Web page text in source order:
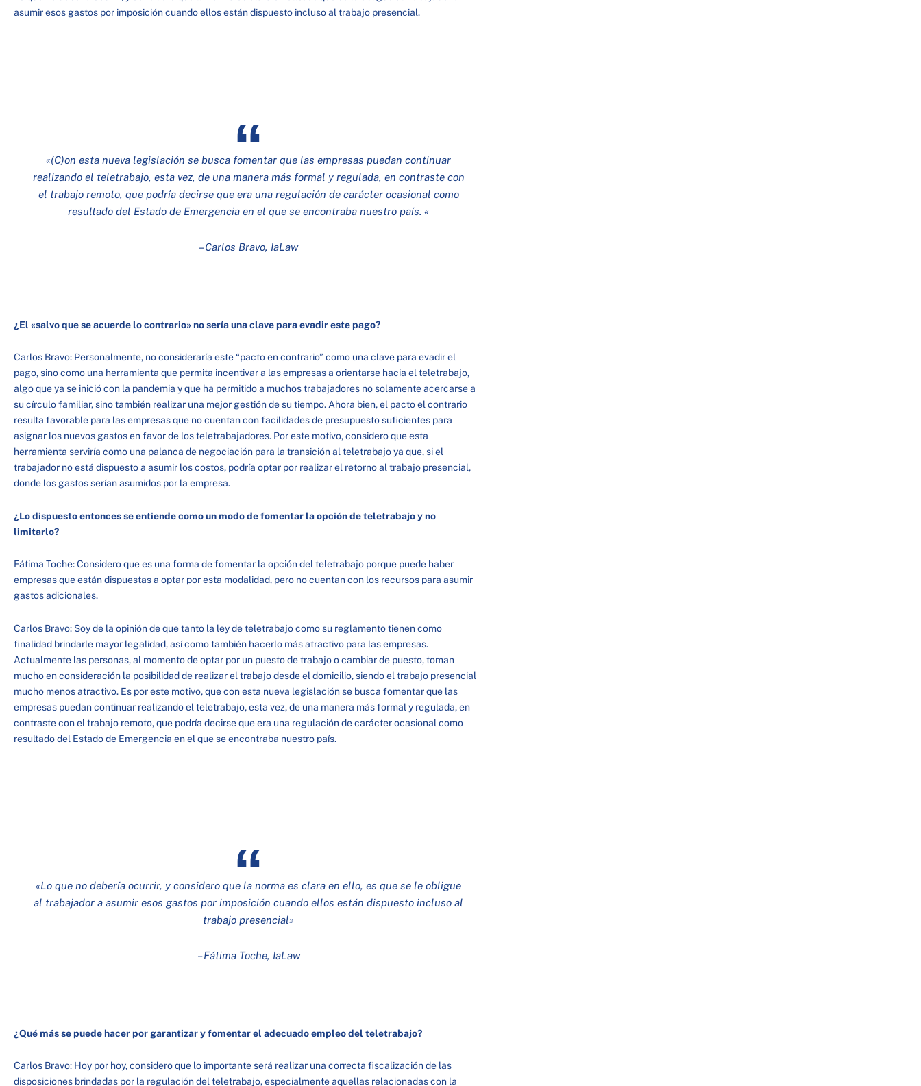
asumir esos gastos por imposición cuando ellos están dispuesto incluso al trabajo presencial.
«(C)on esta nueva legislación se busca fomentar que las empresas puedan continuar
realizando el teletrabajo, esta vez, de una manera más formal y regulada, en contraste con
el trabajo remoto, que podría decirse que era una regulación de carácter ocasional como
resultado del Estado de Emergencia en el que se encontraba nuestro país. «
– Carlos Bravo, IaLaw
¿El «salvo que se acuerde lo contrario» no sería una clave para evadir este pago?
Carlos Bravo: Personalmente, no consideraría este “pacto en contrario” como una clave para evadir el
pago, sino como una herramienta que permita incentivar a las empresas a orientarse hacia el teletrabajo,
algo que ya se inició con la pandemia y que ha permitido a muchos trabajadores no solamente acercarse a
su círculo familiar, sino también realizar una mejor gestión de su tiempo. Ahora bien, el pacto el contrario
resulta favorable para las empresas que no cuentan con facilidades de presupuesto suficientes para
asignar los nuevos gastos en favor de los teletrabajadores. Por este motivo, considero que esta
herramienta serviría como una palanca de negociación para la transición al teletrabajo ya que, si el
trabajador no está dispuesto a asumir los costos, podría optar por realizar el retorno al trabajo presencial,
donde los gastos serían asumidos por la empresa.
¿Lo dispuesto entonces se entiende como un modo de fomentar la opción de teletrabajo y no
limitarlo?
Fátima Toche: Considero que es una forma de fomentar la opción del teletrabajo porque puede haber
empresas que están dispuestas a optar por esta modalidad, pero no cuentan con los recursos para asumir
gastos adicionales.
Carlos Bravo: Soy de la opinión de que tanto la ley de teletrabajo como su reglamento tienen como
finalidad brindarle mayor legalidad, así como también hacerlo más atractivo para las empresas.
Actualmente las personas, al momento de optar por un puesto de trabajo o cambiar de puesto, toman
mucho en consideración la posibilidad de realizar el trabajo desde el domicilio, siendo el trabajo presencial
mucho menos atractivo. Es por este motivo, que con esta nueva legislación se busca fomentar que las
empresas puedan continuar realizando el teletrabajo, esta vez, de una manera más formal y regulada, en
contraste con el trabajo remoto, que podría decirse que era una regulación de carácter ocasional como
resultado del Estado de Emergencia en el que se encontraba nuestro país.
«Lo que no debería ocurrir, y considero que la norma es clara en ello, es que se le obligue
al trabajador a asumir esos gastos por imposición cuando ellos están dispuesto incluso al
trabajo presencial»
– Fátima Toche, IaLaw
¿Qué más se puede hacer por garantizar y fomentar el adecuado empleo del teletrabajo?
Carlos Bravo: Hoy por hoy, considero que lo importante será realizar una correcta fiscalización de las
disposiciones brindadas por la regulación del teletrabajo, especialmente aquellas relacionadas con la